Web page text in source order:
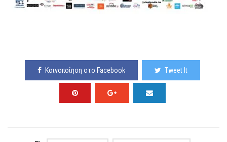
Κοινοποίηση στο Facebook Tweet It